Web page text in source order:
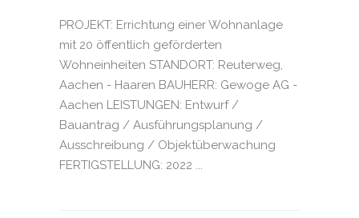
PROJEKT: Errichtung einer Wohnanlage
mit 20 öffentlich geförderten
Wohneinheiten STANDORT: Reuterweg,
Aachen - Haaren BAUHERR: Gewoge AG -
Aachen LEISTUNGEN: Entwurf /
Bauantrag / Ausführungsplanung /
Ausschreibung / Objektüberwachung
FERTIGSTELLUNG: 2022 ...